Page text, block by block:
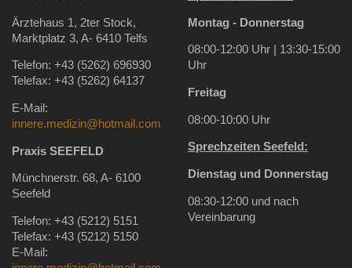
Ärztehaus 1, 2ter Stock,
Marktplatz 3, A- 6410 Telfs
Telefon: +43 (5262) 696930
Telefax: +43 (5262) 64137
E-Mail:
innere.medizin@hotmail.com
Praxis SEEFELD
Münchnerstr. 68, A- 6100
Seefeld
Telefon: +43 (5212) 5151
Telefax: +43 (5212) 5150
E-Mail:
Montag - Donnerstag
08:00-12:00 Uhr | 13:30-15:00
Uhr
Freitag
08:00-10:00 Uhr
Sprechzeiten Seefeld:
Dienstag und Donnerstag
08:30-12:00 und nach
Vereinbarung